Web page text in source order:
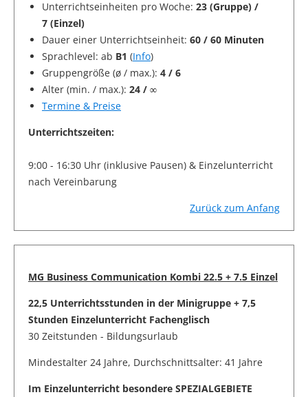
Unterrichtseinheiten pro Woche: 23 (Gruppe) /
7 (Einzel)
Dauer einer Unterrichtseinheit: 60 / 60 Minuten
Sprachlevel: ab B1 (Info)
Gruppengröße (ø / max.): 4 / 6
Alter (min. / max.): 24 / ∞
Termine & Preise
Unterrichtszeiten:
9:00 - 16:30 Uhr (inklusive Pausen) & Einzelunterricht
nach Vereinbarung
Zurück zum Anfang
MG Business Communication Kombi 22.5 + 7.5 Einzel
22,5 Unterrichtsstunden in der Minigruppe + 7,5
Stunden Einzelunterricht Fachenglisch
30 Zeitstunden - Bildungsurlaub
Mindestalter 24 Jahre, Durchschnittsalter: 41 Jahre
Im Einzelunterricht besondere SPEZIALGEBIETE